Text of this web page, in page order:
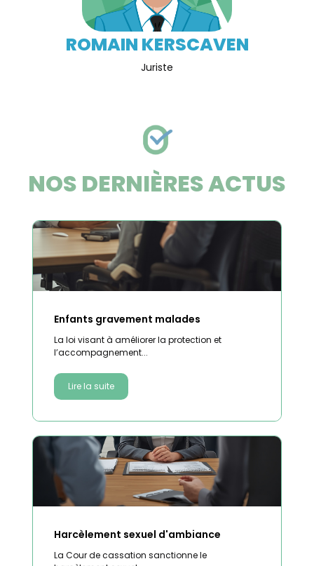
ROMAIN KERSCAVEN
Juriste
NOS DERNIÈRES ACTUS
Enfants gravement malades
La loi visant à améliorer la protection et
l’accompagnement...
Lire la suite
Harcèlement sexuel d'ambiance
La Cour de cassation sanctionne le